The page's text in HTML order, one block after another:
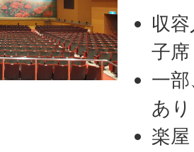
収
子
一
あ
楽